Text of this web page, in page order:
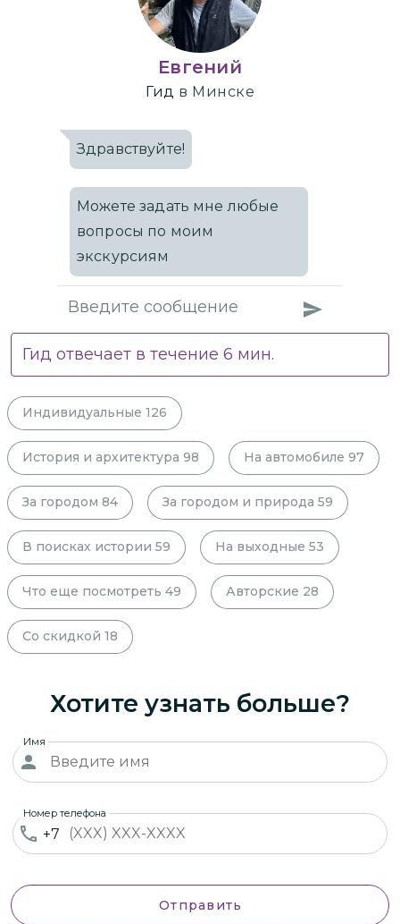
Евгений
Гид в Минске
Здравствуйте!
Можете задать мне любые
вопросы по моим
экскурсиям
Гид отвечает в течение 6 мин.
Индивидуальные 126
История и архитектура 98 На автомобиле 97
За городом 84 За городом и природа 59
В поисках истории 59 На выходные 53
Что еще посмотреть 49 Авторские 28
Со скидкой 18
Хотите узнать больше?
Имя
+7
Номер телефона
Отправить